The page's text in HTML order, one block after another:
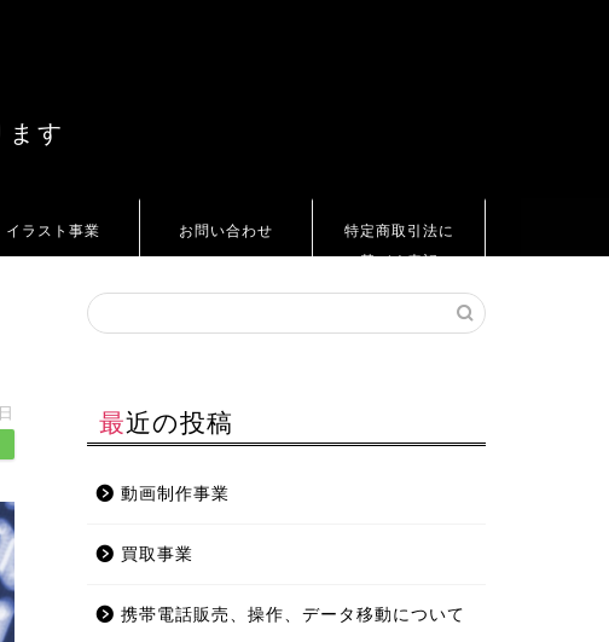
ます
イラスト事業 お問い合わせ
特定商取引法に
基づく表記
最近の投稿
動画制作事業
買取事業
携帯電話販売、操作、データ移動について